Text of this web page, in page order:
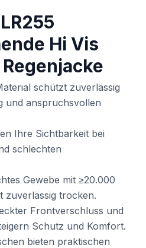
Hi Vis
schützt zuverlässig
und anspruchsvollen
Ihre Sichtbarkeit bei
schlechten
Gewebe mit ≥20.000
zuverlässig trocken.
Frontverschluss und
Schutz und Komfort.
bieten praktischen